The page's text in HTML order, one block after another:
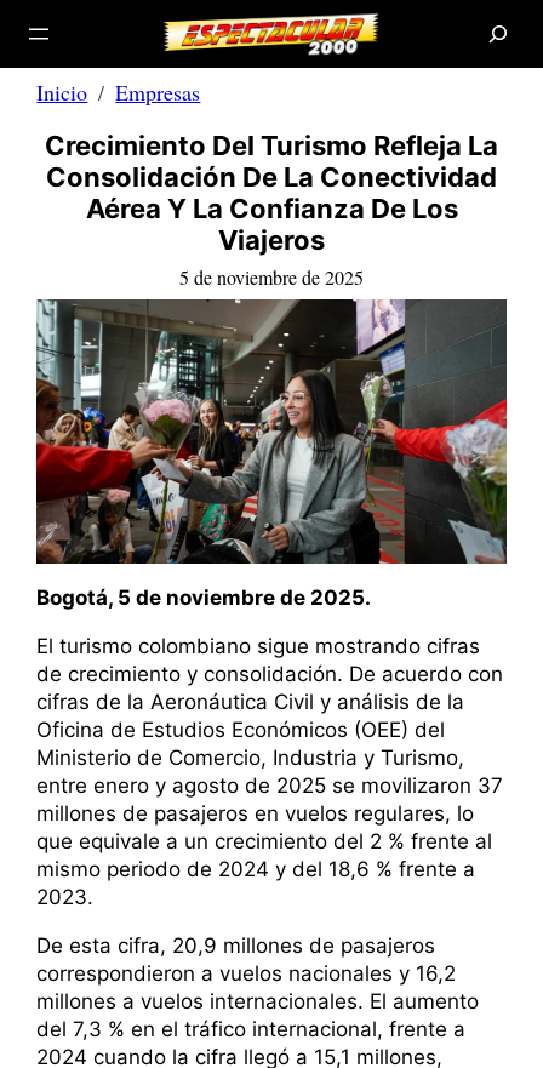
Saltar
contenido
a
Inicio Empresas
Crecimiento Del Turismo Refleja La
Consolidación De La Conectividad
Aérea Y La Confianza De Los
Viajeros
5 de noviembre de 2025
Bogotá, 5 de noviembre de 2025.
El turismo colombiano sigue mostrando cifras
de crecimiento y consolidación. De acuerdo con
cifras de la Aeronáutica Civil y análisis de la
Oficina de Estudios Económicos (OEE) del
Ministerio de Comercio, Industria y Turismo,
entre enero y agosto de 2025 se movilizaron 37
millones de pasajeros en vuelos regulares, lo
que equivale a un crecimiento del 2 % frente al
mismo periodo de 2024 y del 18,6 % frente a
2023.
De esta cifra, 20,9 millones de pasajeros
correspondieron a vuelos nacionales y 16,2
millones a vuelos internacionales. El aumento
del 7,3 % en el tráfico internacional, frente a
2024 cuando la cifra llegó a 15,1 millones,